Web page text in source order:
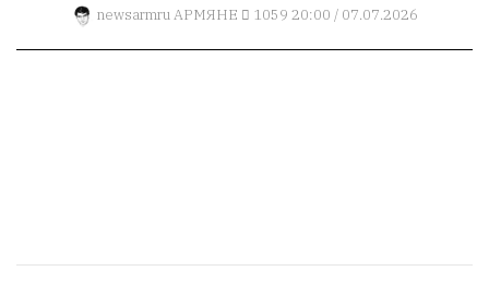
newsarmru АРМЯНЕ 1059 20:00 / 07.07.2026